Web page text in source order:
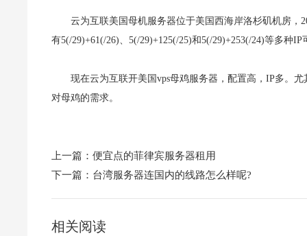
云为互联美国母机服务器位于美国西海岸洛杉矶机房，
有5(/29)+61(/26)、5(/29)+125(/25)和5(/29)+253(/24)等多种IP
现在云为互联开美国vps母鸡服务器，配置高，IP多。
对母鸡的需求。
上一篇： 便宜点的菲律宾服务器租用
下一篇： 台湾服务器连国内的线路怎么样呢?
相关阅读